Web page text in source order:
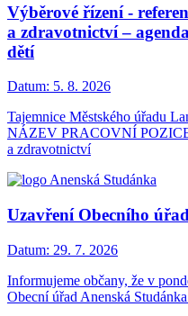
Výběrové řízení -
a zdravotnictví –
dětí
Datum: 5. 8. 2026
Tajemnice Městského úřadu
NÁZEV PRACOVNÍ
a zdravotnictví
Uzavření Obecního
Datum: 29. 7. 2026
Informujeme občany, že v
Obecní úřad Anenská